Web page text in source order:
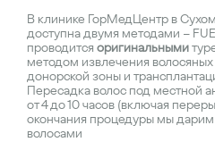
В клинике ГорМедЦентр в
доступна двумя методами –
проводится оригинальными
методом извлечения
донорской зоны и
Пересадка волос под местной
от 4 до 10 часов (включая
окончания процедуры мы дарим
волосами